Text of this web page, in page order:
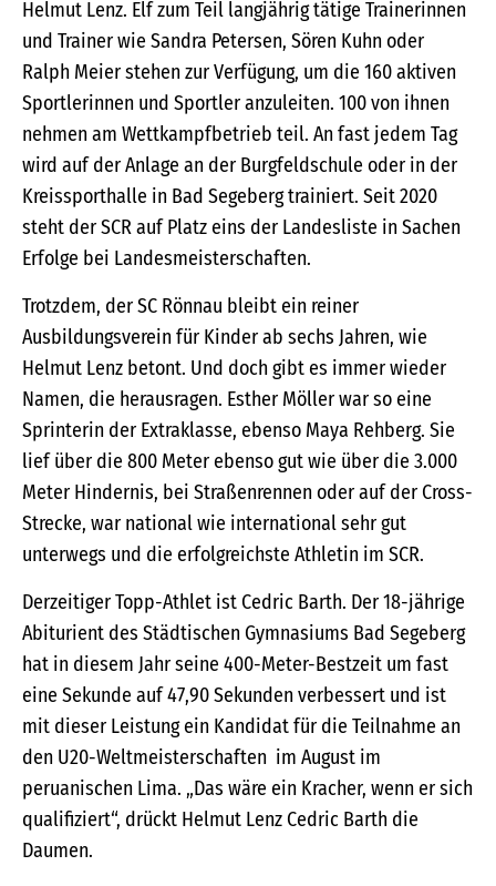
Helmut Lenz. Elf zum Teil langjährig tätige Trainerinnen
und Trainer wie Sandra Petersen, Sören Kuhn oder
Ralph Meier stehen zur Verfügung, um die 160 aktiven
Sportlerinnen und Sportler anzuleiten. 100 von ihnen
nehmen am Wettkampfbetrieb teil. An fast jedem Tag
wird auf der Anlage an der Burgfeldschule oder in der
Kreissporthalle in Bad Segeberg trainiert. Seit 2020
steht der SCR auf Platz eins der Landesliste in Sachen
Erfolge bei Landesmeisterschaften.
Trotzdem, der SC Rönnau bleibt ein reiner
Ausbildungsverein für Kinder ab sechs Jahren, wie
Helmut Lenz betont. Und doch gibt es immer wieder
Namen, die herausragen. Esther Möller war so eine
Sprinterin der Extraklasse, ebenso Maya Rehberg. Sie
lief über die 800 Meter ebenso gut wie über die 3.000
Meter Hindernis, bei Straßenrennen oder auf der Cross-
Strecke, war national wie international sehr gut
unterwegs und die erfolgreichste Athletin im SCR.
Derzeitiger Topp-Athlet ist Cedric Barth. Der 18-jährige
Abiturient des Städtischen Gymnasiums Bad Segeberg
hat in diesem Jahr seine 400-Meter-Bestzeit um fast
eine Sekunde auf 47,90 Sekunden verbessert und ist
mit dieser Leistung ein Kandidat für die Teilnahme an
den U20-Weltmeisterschaften im August im
peruanischen Lima. „Das wäre ein Kracher, wenn er sich
qualifiziert“, drückt Helmut Lenz Cedric Barth die
Daumen.